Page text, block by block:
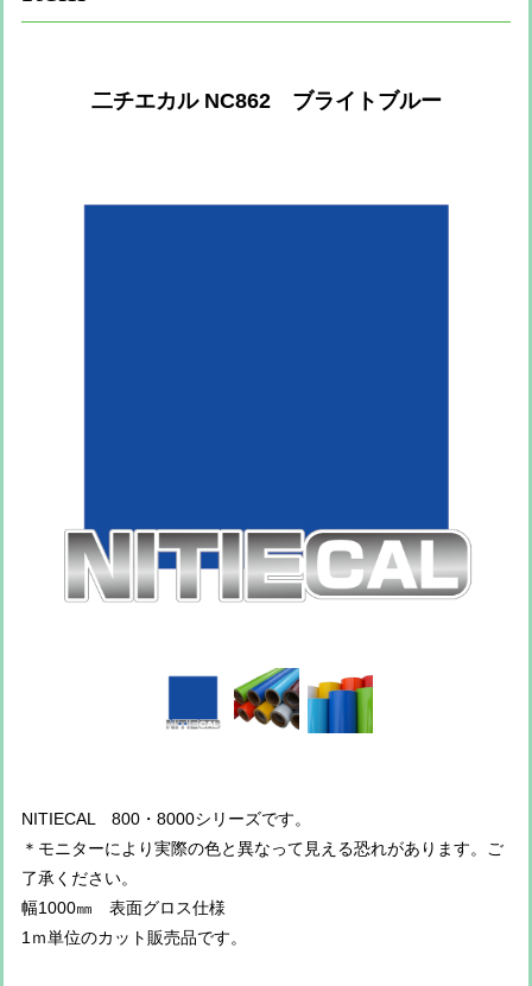
二チエカル NC862 ブライトブルー
NITIECAL 800・8000シリーズです。
＊モニターにより実際の色と異なって見える恐れがあります。ご
了承ください。
幅1000㎜ 表面グロス仕様
1ｍ単位のカット販売品です。